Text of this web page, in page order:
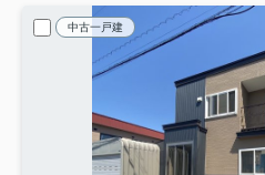
中古一戸建